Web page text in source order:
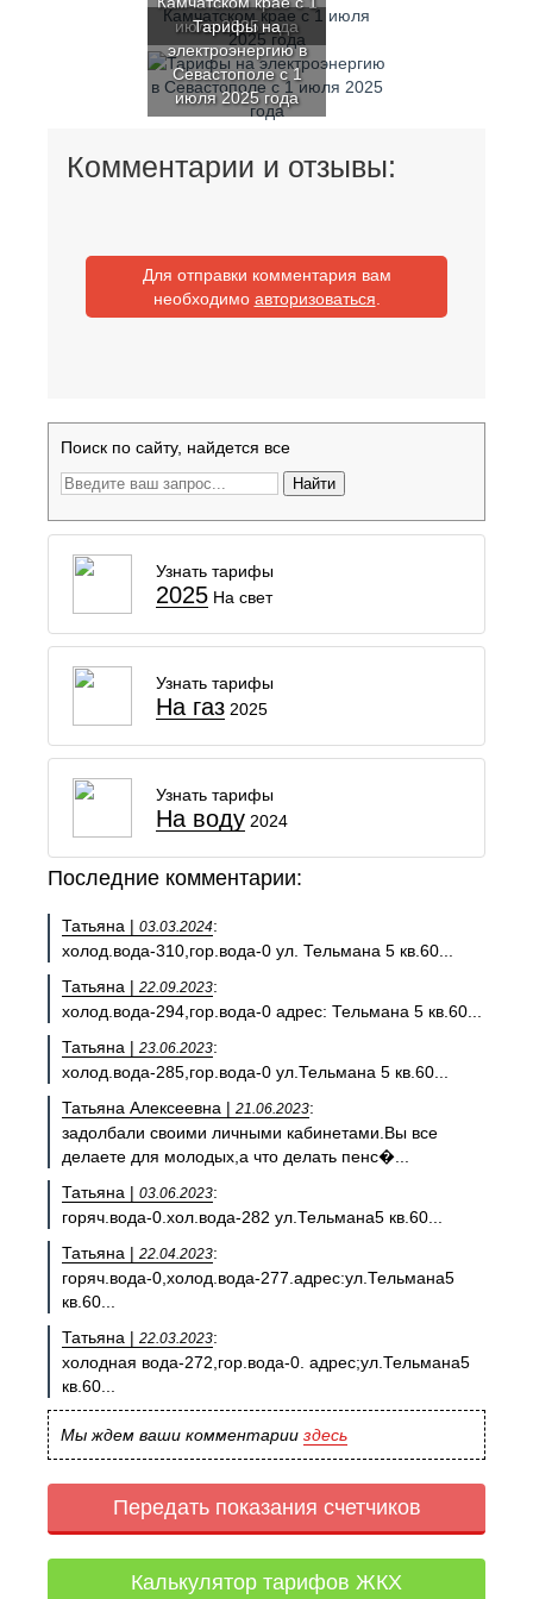
июля 2025 года
Тарифы на
электроэнергию в
Севастополе с 1
июля 2025 года
Комментарии и отзывы:
Для отправки комментария вам
необходимо авторизоваться
Поиск по сайту, найдется все
Найти
Узнать тарифы
2025 На свет
Узнать тарифы
На газ 2025
Узнать тарифы
На воду 2024
Последние комментарии:
Татьяна | 03.03.2024:
холод.вода-310,гор.вода-0 ул. Тельмана 5 кв.60...
Татьяна | 22.09.2023:
холод.вода-294,гор.вода-0 адрес: Тельмана 5 кв.60...
Татьяна | 23.06.2023:
холод.вода-285,гор.вода-0 ул.Тельмана 5 кв.60...
Татьяна Алексеевна | 21.06.2023:
задолбали своими личными кабинетами.Вы все
делаете для молодых,а что делать пенс�...
Татьяна | 03.06.2023:
горяч.вода-0.хол.вода-282 ул.Тельмана5 кв.60...
Татьяна | 22.04.2023:
горяч.вода-0,холод.вода-277.адрес:ул.Тельмана5
кв.60...
Татьяна | 22.03.2023:
холодная вода-272,гор.вода-0. адрес;ул.Тельмана5
кв.60...
Мы ждем ваши комментарии здесь
Передать показания счетчиков
Калькулятор тарифов ЖКХ